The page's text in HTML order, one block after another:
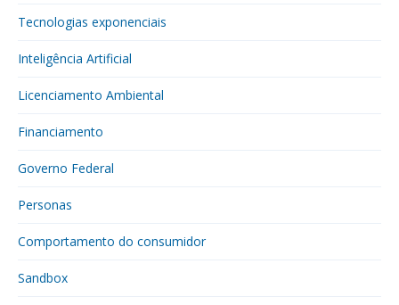
Tecnologias exponenciais
Inteligência Artificial
Licenciamento Ambiental
Financiamento
Governo Federal
Personas
Comportamento do consumidor
Sandbox